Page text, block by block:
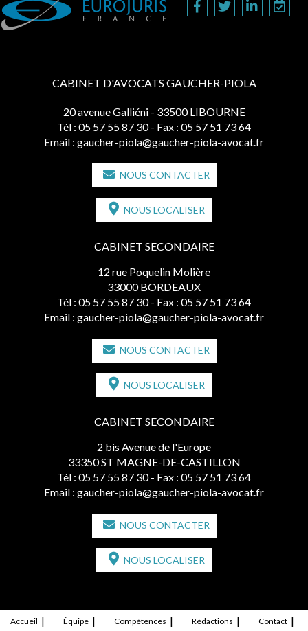
CABINET D'AVOCATS GAUCHER-PIOLA
20 avenue Galliéni - 33500 LIBOURNE
Tél : 05 57 55 87 30 - Fax : 05 57 51 73 64
Email : gaucher-piola@gaucher-piola-avocat.fr
NOUS CONTACTER
NOUS LOCALISER
CABINET SECONDAIRE
12 rue Poquelin Molière
33000 BORDEAUX
Tél : 05 57 55 87 30 - Fax : 05 57 51 73 64
Email : gaucher-piola@gaucher-piola-avocat.fr
NOUS CONTACTER
NOUS LOCALISER
CABINET SECONDAIRE
2 bis Avenue de l'Europe
33350 ST MAGNE-DE-CASTILLON
Tél : 05 57 55 87 30 - Fax : 05 57 51 73 64
Email : gaucher-piola@gaucher-piola-avocat.fr
NOUS CONTACTER
NOUS LOCALISER
Accueil Équipe Compétences Rédactions Contact